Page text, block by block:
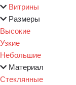
Витрины
Размеры
Высокие
Узкие
Небольшие
Материал
Стеклянные